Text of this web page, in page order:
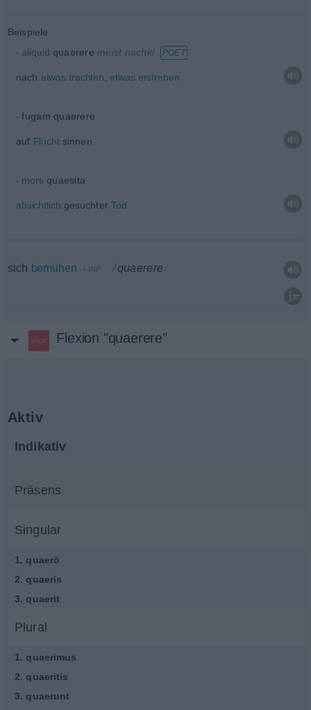
Beispiele
aliquid quaerere meist nachkl. POET
nach etwas trachten etwas erstreben
fugam quaerere
auf Fluchtsinnen
mors quaesita
absichtlich gesuchter Tod
sich bemühen +INF quaerere
Flexion "quaerere"
Aktiv
Indikativ
Präsens
Singular
1. quaerō
2. quaeris
3. quaerit
Plural
1. quaerimus
2. quaeritis
3. quaerunt